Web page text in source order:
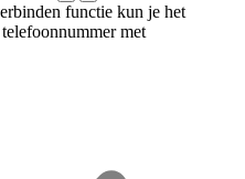
functie kun je het
met